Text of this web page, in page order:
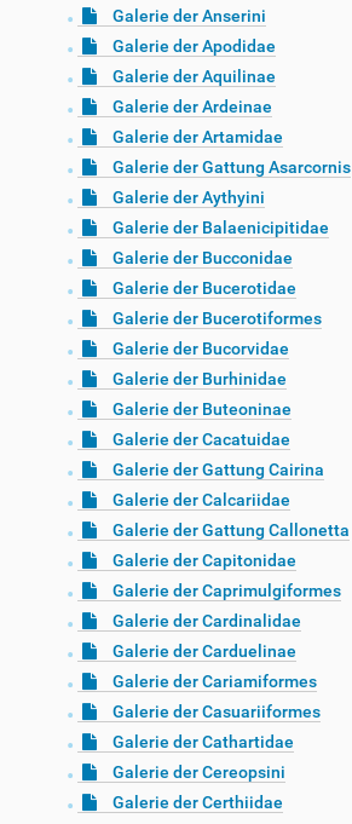
Galerie der Anserini
Galerie der Apodidae
Galerie der Aquilinae
Galerie der Ardeinae
Galerie der Artamidae
Galerie der Gattung Asarcornis
Galerie der Aythyini
Galerie der Balaenicipitidae
Galerie der Bucconidae
Galerie der Bucerotidae
Galerie der Bucerotiformes
Galerie der Bucorvidae
Galerie der Burhinidae
Galerie der Buteoninae
Galerie der Cacatuidae
Galerie der Gattung Cairina
Galerie der Calcariidae
Galerie der Gattung Callonetta
Galerie der Capitonidae
Galerie der Caprimulgiformes
Galerie der Cardinalidae
Galerie der Carduelinae
Galerie der Cariamiformes
Galerie der Casuariiformes
Galerie der Cathartidae
Galerie der Cereopsini
Galerie der Certhiidae